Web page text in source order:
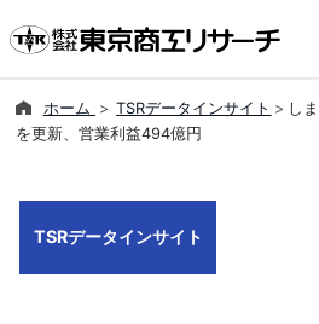
倒産・注目企業
ホーム TSRデータインサイト
し
を更新、営業利益494億円
TSRデータインサイト